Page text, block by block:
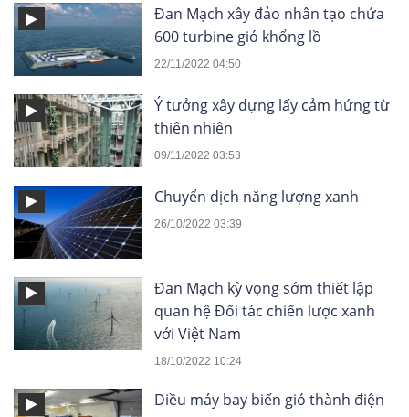
Đan Mạch xây đảo nhân tạo chứa
600 turbine gió khổng lồ
22/11/2022 04:50
Ý tưởng xây dựng lấy cảm hứng từ
thiên nhiên
09/11/2022 03:53
Chuyển dịch năng lượng xanh
26/10/2022 03:39
Đan Mạch kỳ vọng sớm thiết lập
quan hệ Đối tác chiến lược xanh
với Việt Nam
18/10/2022 10:24
Diều máy bay biến gió thành điện